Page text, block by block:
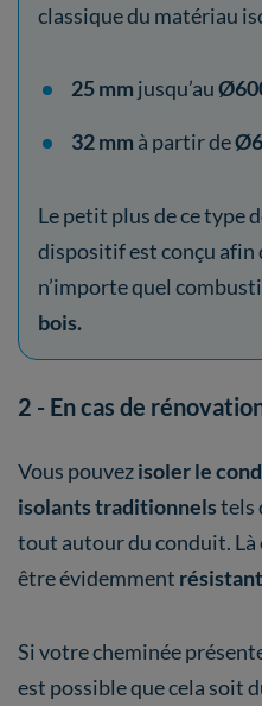
classique du matériau
25 mm jusqu’au
32 mm à partir de
Le petit plus de ce type
dispositif est conçu afin
n’importe quel
bois.
2 - En cas de
Vous pouvezisoler le
isolants traditionnelstels
tout autour du conduit. Là
être évidemment
Si votre cheminée
est possible que cela soit